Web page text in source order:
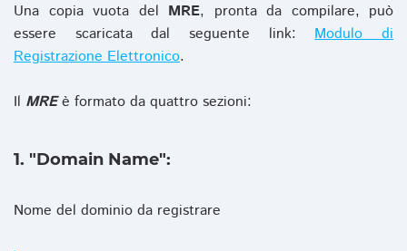
Una copia vuota del MRE, pronta da compilare, può
essere scaricata dal seguente link:Modulo di
Registrazione Elettronico.
Il MREè formato da quattro sezioni:
1. "Domain Name":
Nome del dominio da registrare